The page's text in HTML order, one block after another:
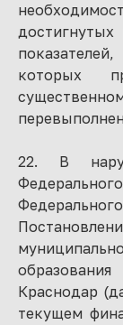
достигнутых
которых
22. В
Краснодар
текущем